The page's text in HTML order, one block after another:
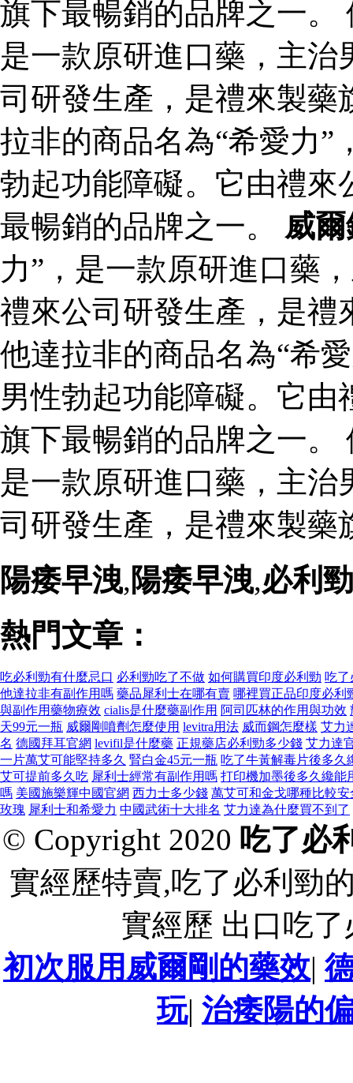
旗下最暢銷的品牌之一。
是一款原研進口藥，主
司研發生產，是禮來製藥
拉非的商品名為“希愛力”
勃起功能障礙。它由禮來
最暢銷的品牌之一。 威
力”，是一款原研進口藥
禮來公司研發生產，是禮
他達拉非的商品名為“希
男性勃起功能障礙。它
旗下最暢銷的品牌之一。
是一款原研進口藥，主
司研發生產，是禮來製藥
陽痿早洩, 陽痿早洩,必利勁
熱門文章：
吃必利勁有什麼忌口 必利勁吃了不做 如何購買印度必利勁 吃了
他達拉非有副作用嗎 藥品犀利士在哪有賣 哪裡買正品印度必利
與副作用藥物療效 cialis是什麼藥副作用 阿司匹林的作用與功效
天99元一瓶 威爾剛噴劑怎麼使用 levitra用法 威而鋼怎麼樣 艾力
名 德國拜耳官網 levifil是什麼藥 正規藥店必利勁多少錢 艾力達
一片萬艾可能堅持多久 腎白金45元一瓶 吃了牛黃解毒片後多久
艾可提前多久吃 犀利士經常有副作用嗎 打印機加墨後多久纔能
嗎 美國施樂輝中國官網 西力士多少錢 萬艾可和金戈哪種比較安
玫瑰 犀利士和希愛力 中國武術十大排名 艾力達為什麼買不到了
© Copyright 2020 吃了必
實經歷特賣,吃了必利勁
實經歷 出口吃
初次服用威爾剛的藥效|
玩| 治痿陽的